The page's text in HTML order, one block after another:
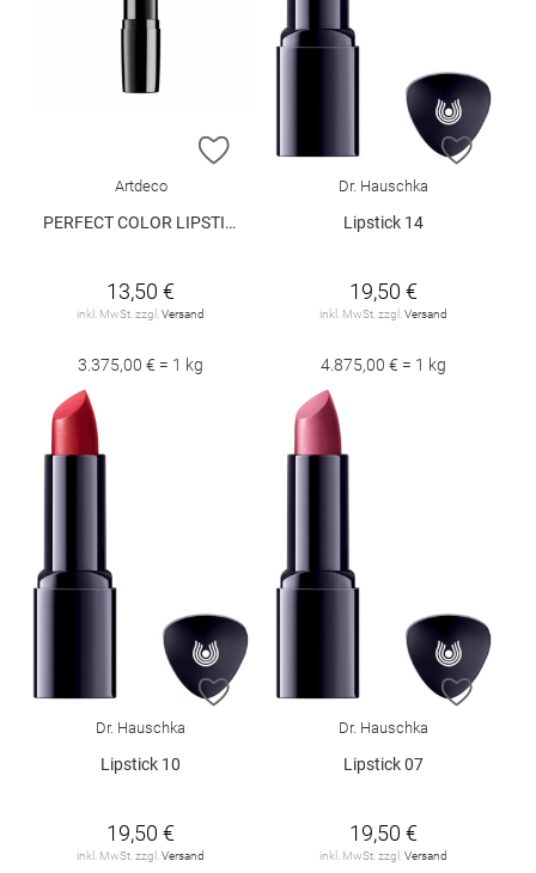
ZUR WUNSCHLISTE HINZUFÜGEN
Artdeco
PERFECT COLOR LIPSTICK 819
13,50 €
inkl. MwSt. zzgl. Versand
3.375,00 € = 1 kg
ZUR
Dr. Hauschka
Lipstick 14
19,50 €
inkl. MwSt. zzgl. Versand
4.875,00 € = 1 kg
ZUR WUNSCHLISTE HINZUFÜGEN
Dr. Hauschka
Lipstick 10
19,50 €
inkl. MwSt. zzgl. Versand
ZUR
Dr. Hauschka
Lipstick 07
19,50 €
inkl. MwSt. zzgl. Versand